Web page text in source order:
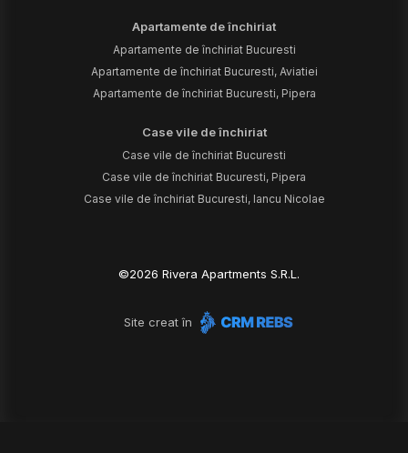
Apartamente de închiriat
Apartamente de închiriat Bucuresti
Apartamente de închiriat Bucuresti, Aviatiei
Apartamente de închiriat Bucuresti, Pipera
Case vile de închiriat
Case vile de închiriat Bucuresti
Case vile de închiriat Bucuresti, Pipera
Case vile de închiriat Bucuresti, Iancu Nicolae
©2026 Rivera Apartments S.R.L.
Site creat în